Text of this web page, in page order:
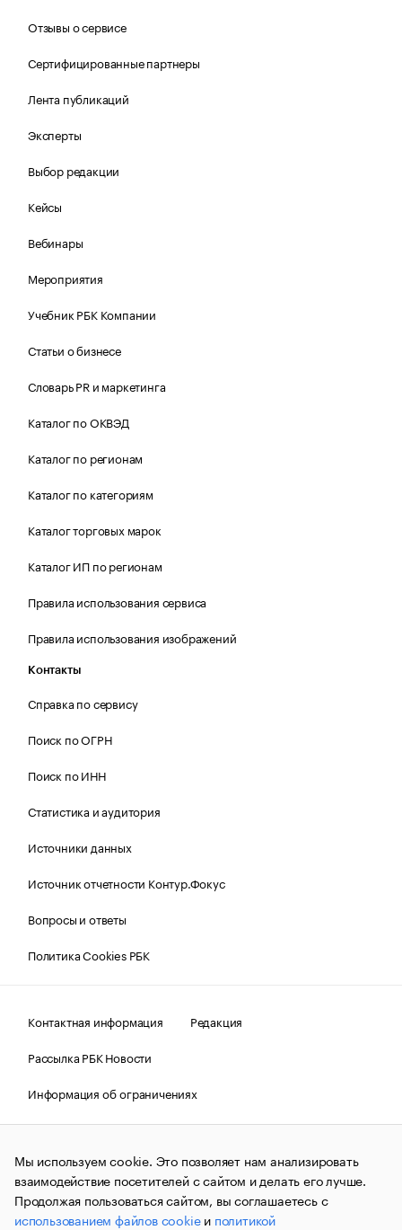
Отзывы о сервисе
Сертифицированные партнеры
Лента публикаций
Эксперты
Выбор редакции
Кейсы
Вебинары
Мероприятия
Учебник РБК Компании
Статьи о бизнесе
Словарь PR и маркетинга
Каталог по ОКВЭД
Каталог по регионам
Каталог по категориям
Каталог торговых марок
Каталог ИП по регионам
Правила использования сервиса
Правила использования изображений
Контакты
Справка по сервису
Поиск по ОГРН
Поиск по ИНН
Статистика и аудитория
Источники данных
Источник отчетности Контур.Фокус
Вопросы и ответы
Политика Cookies РБК
Контактная информация
Редакция
Рассылка РБК Новости
Информация об ограничениях
Правовая информация
О соблюдении авторских прав
© АО «РОСБИЗНЕСКОНСАЛТИНГ»,1995–2026.Сообщения
и материалы информационного агентства «РБК»
(зарегистрировано Федеральной службой по надзору в сфере
связи, информационных технологий и массовых
коммуникаций (Роскомнадзор) 09.12.2015 за номером ИА
Мы используем cookie. Это позволяет нам анализировать
взаимодействие посетителей с сайтом и делать его лучше.
Продолжая пользоваться сайтом, вы соглашаетесь с
использованием файлов cookieи политикой